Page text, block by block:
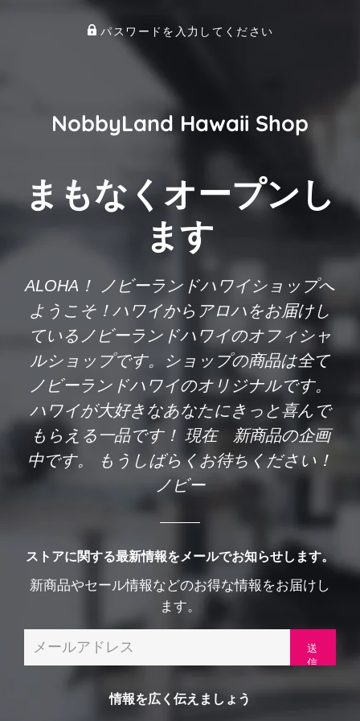
パスワードを入力してください
NobbyLand Hawaii Shop
まもなくオープンし
ます
ALOHA！ ノビーランドハワイショップへ
ようこそ！ハワイからアロハをお届けし
ているノビーランドハワイのオフィシャ
ルショップです。ショップの商品は全て
ノビーランドハワイのオリジナルです。
ハワイが大好きなあなたにきっと喜んで
もらえる一品です！ 現在 新商品の企画
中です。 もうしばらくお待ちください！
ノビー
ストアに関する最新情報をメールでお知らせします。
新商品やセール情報などのお得な情報をお届けし
ます。
情報を広く伝えましょう